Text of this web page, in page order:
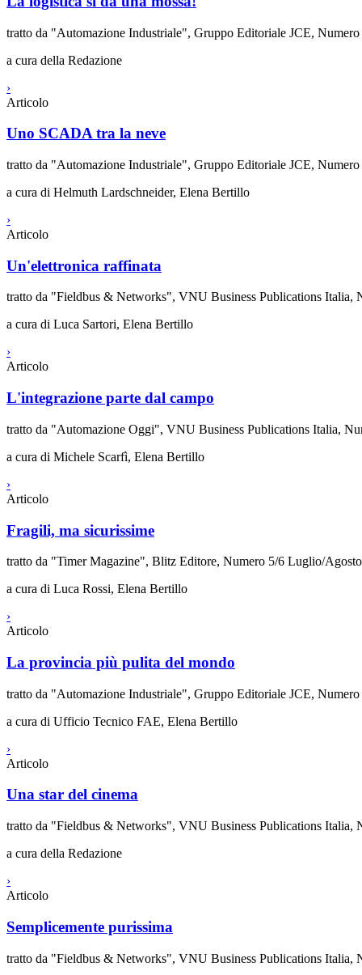
tratto da "Automazione Industriale", Gruppo Editoriale JCE,
a cura della Redazione
›
Articolo
Uno SCADA tra la neve
tratto da "Automazione Industriale", Gruppo Editoriale JCE,
a cura di Helmuth Lardschneider, Elena Bertillo
›
Articolo
Un'elettronica raffinata
tratto da "Fieldbus & Networks", VNU Business Publications Italia,
a cura di Luca Sartori, Elena Bertillo
›
Articolo
L'integrazione parte dal campo
tratto da "Automazione Oggi", VNU Business Publications Italia,
a cura di Michele Scarfì, Elena Bertillo
›
Articolo
Fragili, ma sicurissime
tratto da "Timer Magazine", Blitz Editore, Numero 5/6 Luglio/
a cura di Luca Rossi, Elena Bertillo
›
Articolo
La provincia più pulita del mondo
tratto da "Automazione Industriale", Gruppo Editoriale JCE, Numero
a cura di Ufficio Tecnico FAE, Elena Bertillo
›
Articolo
Una star del cinema
tratto da "Fieldbus & Networks", VNU Business Publications Italia,
a cura della Redazione
›
Articolo
Semplicemente purissima
tratto da "Fieldbus & Networks", VNU Business Publications Italia,